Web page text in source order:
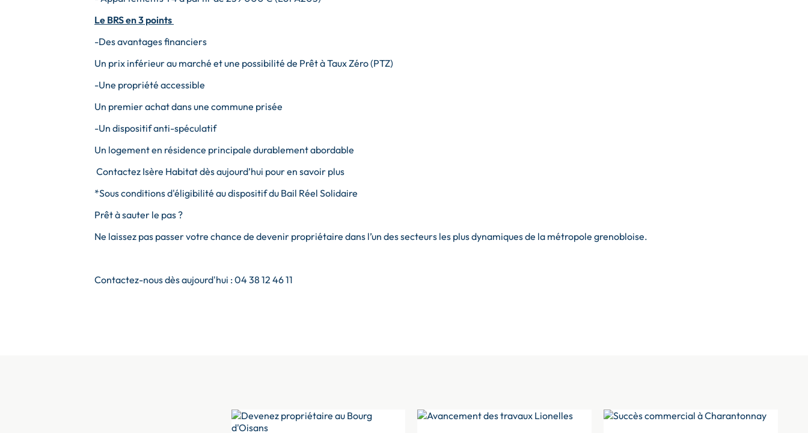
Le BRS en 3 points
-Des avantages financiers
Un prix inférieur au marché et une possibilité de Prêt à Taux Zéro (PTZ)
-Une propriété accessible
Un premier achat dans une commune prisée
-Un dispositif anti-spéculatif
Un logement en résidence principale durablement abordable
Contactez Isère Habitat dès aujourd’hui pour en savoir plus
*Sous conditions d'éligibilité au dispositif du Bail Réel Solidaire
Prêt à sauter le pas ?
Ne laissez pas passer votre chance de devenir propriétaire dans l’un des secteurs les plus dynamiques de la métropole grenobloise.
Contactez-nous dès aujourd'hui : 04 38 12 46 11